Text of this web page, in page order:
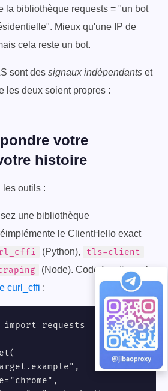
la bibliothèque requests = "un bot
Mieux qu'une IP de
cela reste un bot.
sont des signaux indépendants et
les deux soient propres :
votre
histoire
les outils :
une bibliothèque
le ClientHello exact
(Python),
tls-client
(Node). Code fonctionnel
curl_cffi :
requests